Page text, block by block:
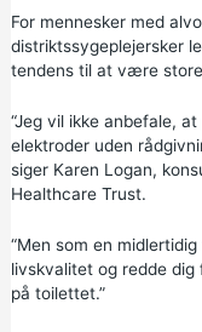
For mennesker med
distriktssygeplejersker
tendens til at være
“Jeg vil ikke anbefale,
elektroder uden
siger Karen Logan,
Healthcare Trust.
“Men som en
livskvalitet og redde
på toilettet.”